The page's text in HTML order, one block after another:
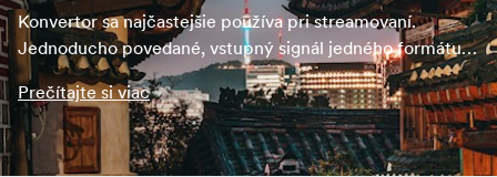
Konvertor sa najčastejšie používa pri streamovaní.
Jednoducho povedané, vstupný signál jedného formátu
konvertuje na výstupný signál iného formátu.
Prečítajte si viac